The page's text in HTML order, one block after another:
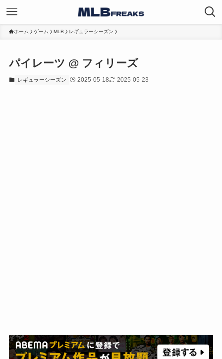
ホーム ゲーム MLB レギュラーシーズン
パイレーツ @ フィリーズ
レギュラーシーズン 2025-05-18 2025-05-23